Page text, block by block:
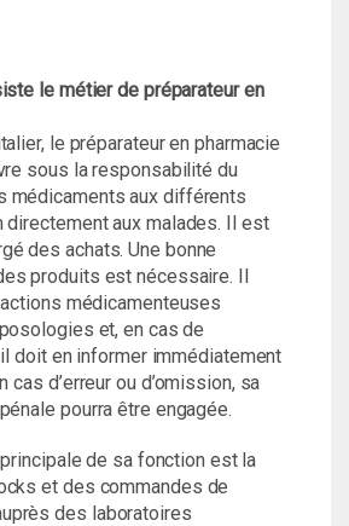
le métier de préparateur en
le préparateur en pharmacie
sous la responsabilité du
médicaments aux différents
directement aux malades. Il est
des achats. Une bonne
produits est nécessaire. Il
médicamenteuses
et, en cas de
doit en informer immédiatement
cas d’erreur ou d’omission, sa
pourra être engagée.
de sa fonction est la
et des commandes de
des laboratoires